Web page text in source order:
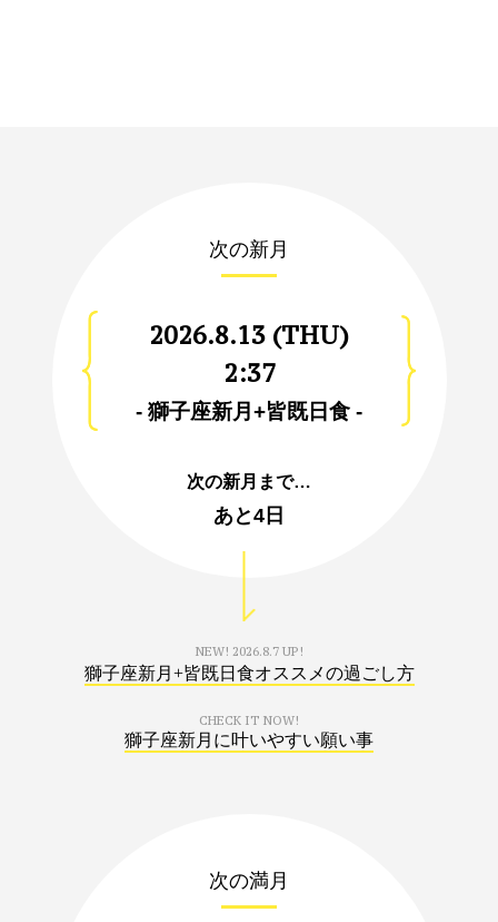
次の新月
2026.8.13 (THU)
2:37
- 獅子座新月+皆既日食 -
次の新月まで…
あと4日
NEW! 2026.8.7 UP!
獅子座新月+皆既日食オススメの過ごし方
CHECK IT NOW!
獅子座新月に叶いやすい願い事
次の満月